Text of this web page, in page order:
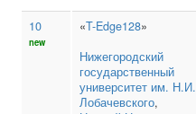
10
new
«T-Edge128»
Нижегородский
государственный
университет им. Н.И.
Лобачевского,